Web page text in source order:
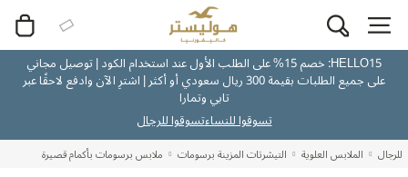
HELLO15: خصم 15% على الطلب الأول عند استخدام الكود | توصيل مجاني
على جميع الطلبات بقيمة 300 ريال سعودي أو أكثر | اشترِ الآن وادفع لاحقًا عبر
تابي وتمارا
تسوقوا للنساءتسوقوا للرجال
للرجال الملابس العلوية التيشرتات المزينة برسومات ملابس برسومات بأكمام قصيرة